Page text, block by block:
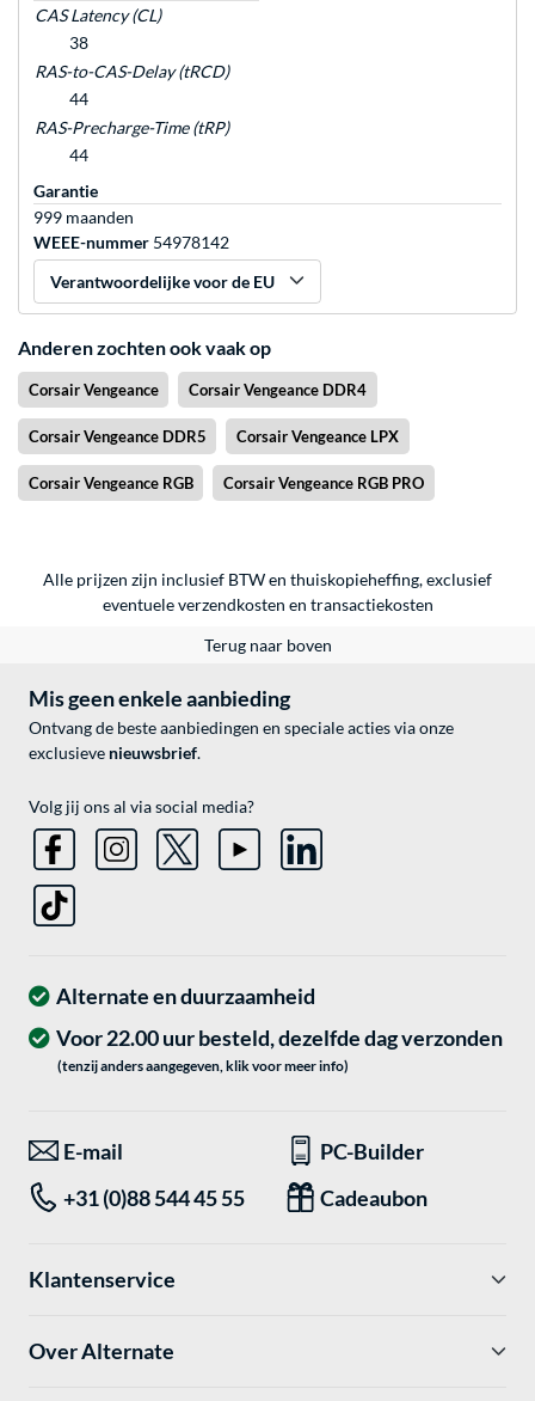
CAS Latency (CL)
38
RAS-to-CAS-Delay (tRCD)
44
RAS-Precharge-Time (tRP)
44
Garantie
999 maanden
WEEE-nummer 54978142
Verantwoordelijke voor de EU
Anderen zochten ook vaak op
Corsair Vengeance Corsair Vengeance DDR4
Corsair Vengeance DDR5 Corsair Vengeance LPX
Corsair Vengeance RGB Corsair Vengeance RGB PRO
Alle prijzen zijn inclusief BTW en thuiskopieheffing, exclusief
eventueleverzendkosten en transactiekosten
Terug naar boven
Mis geen enkele aanbieding
Ontvang de beste aanbiedingen en speciale acties via onze
exclusieve nieuwsbrief.
Volg jij ons al via social media?
Alternate en duurzaamheid
Voor 22.00 uur besteld, dezelfde dag verzonden
(tenzij anders aangegeven, klik voor meer info)
E-mail
PC-Builder
+31 (0)88 544 45 55
Cadeaubon
Klantenservice
Over Alternate